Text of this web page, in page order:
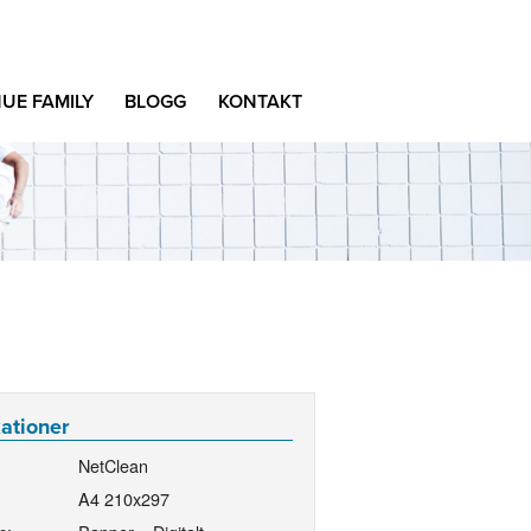
FAMILY BLOGG KONTAKT
NetClean
A4 210x297